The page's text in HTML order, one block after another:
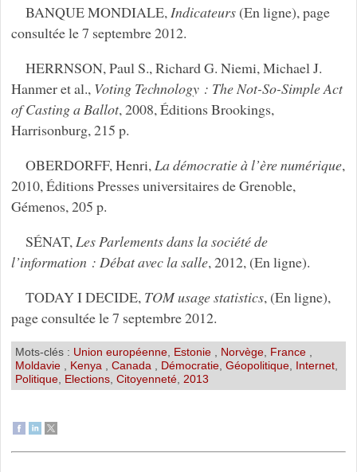
BANQUE MONDIALE,Indicateurs(En ligne), page
consultée le 7 septembre 2012.
HERRNSON, Paul S., Richard G. Niemi, Michael J.
Hanmer et al., Voting Technology : The Not-So-Simple Act
of Casting a Ballot, 2008, Éditions Brookings,
Harrisonburg, 215 p.
OBERDORFF, Henri, La démocratie à l’ère numérique,
2010, Éditions Presses universitaires de Grenoble,
Gémenos, 205 p.
SÉNAT, Les Parlements dans la société de
l’information : Débat avec la salle, 2012, (En ligne).
TODAY I DECIDE, TOM usage statistics, (En ligne),
page consultée le 7 septembre 2012.
Mots-clés : Union européenne, Estonie , Norvège, France ,
Moldavie , Kenya , Canada , Démocratie, Géopolitique, Internet,
Politique, Elections, Citoyenneté, 2013